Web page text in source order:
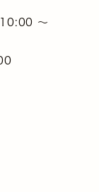
10:00 ～